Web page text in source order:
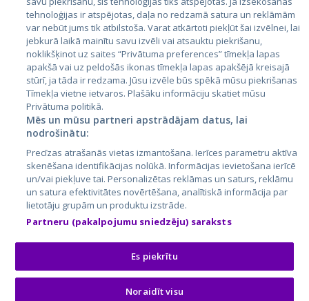
Lietuva
City24.lv
City24.ee
GetaPro.lv
GetaPro.ee
Skelbiu.lt
Autoplius.lt
Aruodas.lt
CVbankas.lt
Kainos.lt
Paslaugos.lt
auto24.ee
Osta.ee
KuldneBörs.ee
tehnoloģijas ir atspējotas, daļa no redzamā satura un reklāmām
var nebūt jums tik atbilstoša. Varat atkārtoti piekļūt šai izvēlnei, lai
jebkurā laikā mainītu savu izvēli vai atsauktu piekrišanu,
noklikšķinot uz saites “Privātuma preferences” tīmekļa lapas
apakšā vai uz peldošās ikonas tīmekļa lapas apakšējā kreisajā
stūrī, ja tāda ir redzama. Jūsu izvēle būs spēkā mūsu piekrišanas
Tīmekļa vietne ietvaros. Plašāku informāciju skatiet mūsu
Privātuma politikā.
Mēs un mūsu partneri apstrādājam datus, lai
nodrošinātu:
Precīzas atrašanās vietas izmantošana. Ierīces parametru aktīva
skenēšana identifikācijas nolūkā. Informācijas ievietošana ierīcē
un/vai piekļuve tai. Personalizētas reklāmas un saturs, reklāmu
un satura efektivitātes novērtēšana, analītiskā informācija par
lietotāju grupām un produktu izstrāde.
Partneru (pakalpojumu sniedzēju) saraksts
Es piekrītu
Noraidīt visu